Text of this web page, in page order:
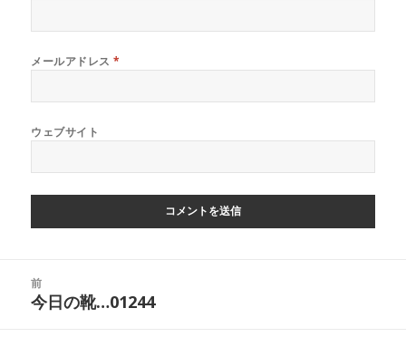
メールアドレス*
ウェブサイト
前
前
今日の靴…01244